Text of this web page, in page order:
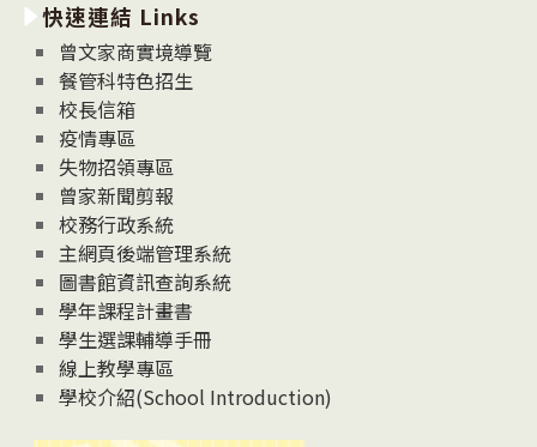
消
息
News
快速連結 Links
曾文家商實境導覽
餐管科特色招生
校長信箱
疫情專區
失物招領專區
曾家新聞剪報
校務行政系統
主網頁後端管理系統
圖書館資訊查詢系統
學年課程計畫書
學生選課輔導手冊
線上教學專區
學校介紹(School Introduction)